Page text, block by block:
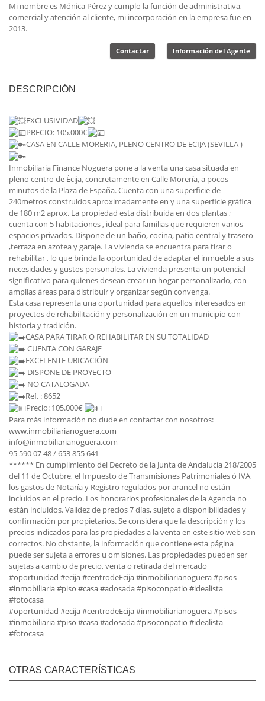
Mi nombre es Mónica Pérez y cumplo la función de administrativa,
comercial y atención al cliente, mi incorporación en la empresa fue en
2013.
Información del Agente
Contactar
DESCRIPCIÓN
EXCLUSIVIDAD
PRECIO: 105.000€
CASA EN CALLE MORERIA, PLENO CENTRO DE ECIJA (SEVILLA )
Inmobiliaria Finance Noguera pone a la venta una casa situada en
pleno centro de Écija, concretamente en Calle Morería, a pocos
minutos de la Plaza de España. Cuenta con una superficie de
240metros construidos aproximadamente en y una superficie gráfica
de 180 m2 aprox. La propiedad esta distribuida en dos plantas ;
cuenta con 5 habitaciones , ideal para familias que requieren varios
espacios privados. Dispone de un baño, cocina, patio central y trasero
,terraza en azotea y garaje. La vivienda se encuentra para tirar o
rehabilitar , lo que brinda la oportunidad de adaptar el inmueble a sus
necesidades y gustos personales. La vivienda presenta un potencial
significativo para quienes desean crear un hogar personalizado, con
amplias áreas para distribuir y organizar según convenga.
Esta casa representa una oportunidad para aquellos interesados en
proyectos de rehabilitación y personalización en un municipio con
historia y tradición.
CASA PARA TIRAR O REHABILITAR EN SU TOTALIDAD
CUENTA CON GARAJE
EXCELENTE UBICACIÓN
DISPONE DE PROYECTO
NO CATALOGADA
Ref. : 8652
Precio: 105.000€
Para más información no dude en contactar con nosotros:
www.inmobiliarianoguera.com
info@inmobiliarianoguera.com
95 590 07 48 / 653 855 641
****** En cumplimiento del Decreto de la Junta de Andalucía 218/2005
del 11 de Octubre, el Impuesto de Transmisiones Patrimoniales ó IVA,
los gastos de Notaría y Registro regulados por arancel no están
incluidos en el precio. Los honorarios profesionales de la Agencia no
están incluidos. Validez de precios 7 días, sujeto a disponibilidades y
confirmación por propietarios. Se considera que la descripción y los
precios indicados para las propiedades a la venta en este sitio web son
correctos. No obstante, la información que contiene esta página
puede ser sujeta a errores u omisiones. Las propiedades pueden ser
sujetas a cambio de precio, venta o retirada del mercado
#oportunidad #ecija#centrodeEcija#inmobiliarianoguera#pisos
#inmobiliaria#piso #casa#adosada#pisoconpatio #idealista
#fotocasa
#oportunidad #ecija#centrodeEcija#inmobiliarianoguera#pisos
#inmobiliaria#piso #casa#adosada#pisoconpatio #idealista
#fotocasa
OTRAS CARACTERÍSTICAS